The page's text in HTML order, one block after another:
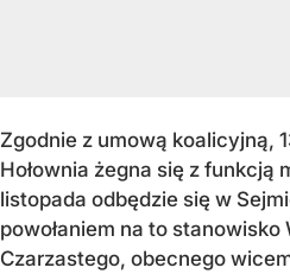
Zgodnie z umową koalicyjną,
Hołownia żegna się z funkcją
listopada odbędzie się w
powołaniem na to stanowisko
Czarzastego, obecnego